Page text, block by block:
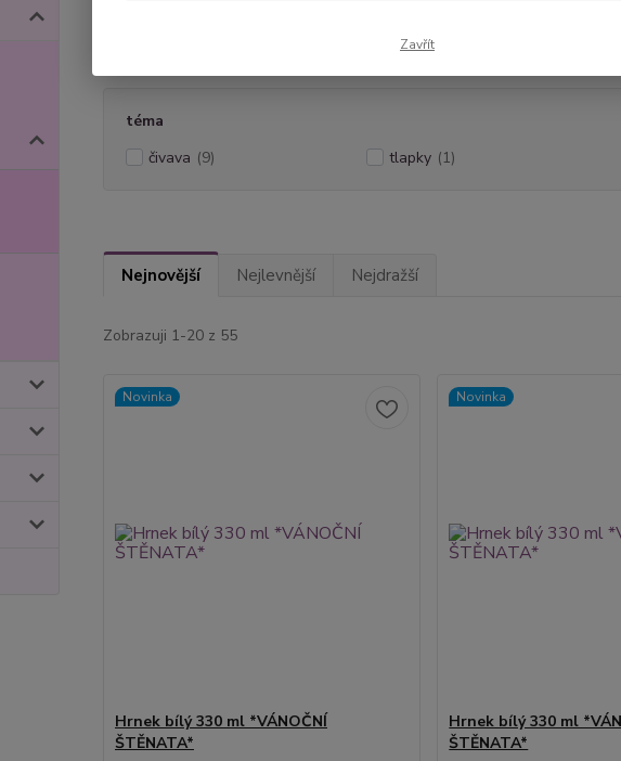
téma
čivava (9) tlapky (1)
Nejnovější Nejlevnější Nejdražší
Zobrazuji 1-20 z 55
Novinka
Hrnek bílý 330 ml *VÁNOČNÍ
ŠTĚNATA*
Novinka
Hrnek bílý 330 ml
ŠTĚNATA*
Zavřít